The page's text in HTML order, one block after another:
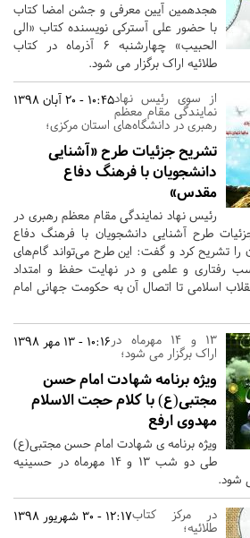
هجدهمین آیین معرفی و جشن امضا کتاب
با حضور علی آسترکی نویسنده کتاب «الی
الحبیب» چهارشنبه ۶ آذرماه در کتاب
طلائیه اراک برگزار می شود.
10:45 - 20 آبان 1398از سوی رئیس نهاد
نمایندگی مقام معظم
رهبری در دانشگاه‌های استان مرکزی؛
تشریح جزئیات طرح «آشنایی
دانشجویان با فرهنگ دفاع
مقدس»
رئیس نهاد نمایندگی مقام معظم رهبری در
طرح آشنایی دانشجویان با فرهنگ دفاع
تشریح کرد و گفت: این طرح می‌تواند گام‌های
رفتاری و علمی و در نهایت حفظ و امتداد
اسلامی تا اتصال آن به حکومت جهانی امام
10:16 - 13 مهر 1398 13 و 14 مهرماه در
اراک برگزار می شود؛
ویژه برنامه شهادت امام حسن
مجتبی(ع) با کلام حجت الاسلام
مهدوی ارفع
ویژه برنامه ی شهادت امام حسن مجتبی(ع)
طی دو شب 13 و 14 مهرماه در حسینیه
شود.
12:17 - 30 شهریور 1398در مرکز کتاب
طلائیه؛